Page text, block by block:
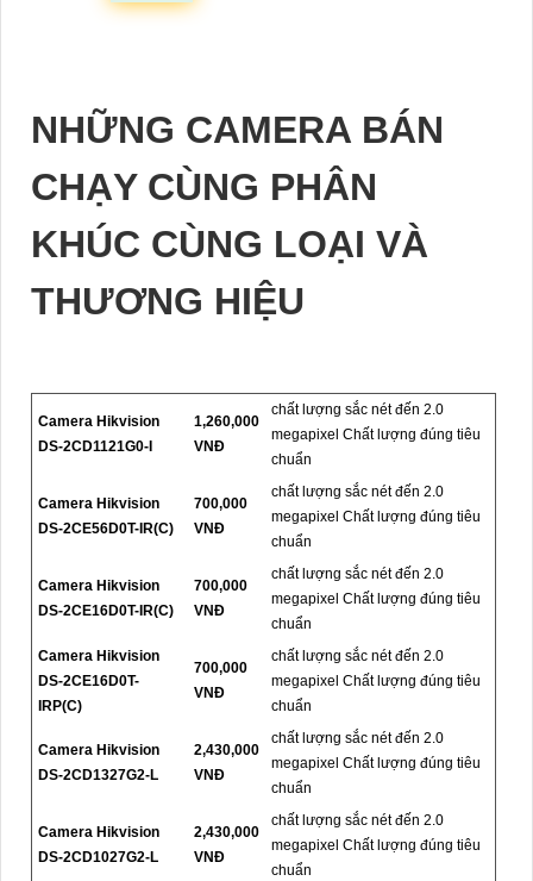
NHỮNG CAMERA BÁN
CHẠY CÙNG PHÂN
KHÚC CÙNG LOẠI VÀ
THƯƠNG HIỆU
Camera Hikvision
DS-2CD1121G0-I
1,260,000
VNĐ
chất lượng sắc nét đến 2.0
megapixel Chất lượng đúng tiêu
chuẩn
Camera Hikvision
DS-2CE56D0T-IR(C)
700,000
VNĐ
chất lượng sắc nét đến 2.0
megapixel Chất lượng đúng tiêu
chuẩn
Camera Hikvision
DS-2CE16D0T-IR(C)
700,000
VNĐ
chất lượng sắc nét đến 2.0
megapixel Chất lượng đúng tiêu
chuẩn
Camera Hikvision
DS-2CE16D0T-
IRP(C)
700,000
VNĐ
chất lượng sắc nét đến 2.0
megapixel Chất lượng đúng tiêu
chuẩn
Camera Hikvision
DS-2CD1327G2-L
2,430,000
VNĐ
chất lượng sắc nét đến 2.0
megapixel Chất lượng đúng tiêu
chuẩn
Camera Hikvision
DS-2CD1027G2-L
2,430,000
VNĐ
chất lượng sắc nét đến 2.0
megapixel Chất lượng đúng tiêu
chuẩn